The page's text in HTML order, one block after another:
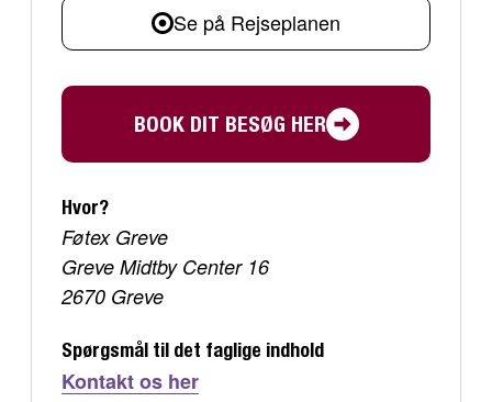
Se på Rejseplanen
BOOK DIT BESØG HER
Hvor?
Føtex Greve
Greve Midtby Center 16
2670 Greve
Spørgsmål til det faglige indhold
Kontakt os her